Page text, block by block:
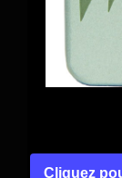
Cliquez